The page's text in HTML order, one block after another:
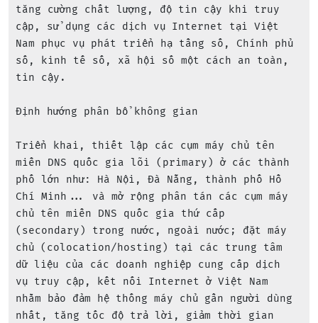
tăng cường chất lượng, độ tin cậy khi truy
cập, sử dụng các dịch vụ Internet tại Việt
Nam phục vụ phát triển hạ tầng số, Chính phủ
số, kinh tế số, xã hội số một cách an toàn,
tin cậy.
Định hướng phân bổ không gian
Triển khai, thiết lập các cụm máy chủ tên
miền DNS quốc gia lõi (primary) ở các thành
phố lớn như: Hà Nội, Đà Nẵng, thành phố Hồ
Chí Minh... và mở rộng phân tán các cụm máy
chủ tên miền DNS quốc gia thứ cấp
(secondary) trong nước, ngoài nước; đặt máy
chủ (colocation/hosting) tại các trung tâm
dữ liệu của các doanh nghiệp cung cấp dịch
vụ truy cập, kết nối Internet ở Việt Nam
nhằm bảo đảm hệ thống máy chủ gần người dùng
nhất, tăng tốc độ trả lời, giảm thời gian